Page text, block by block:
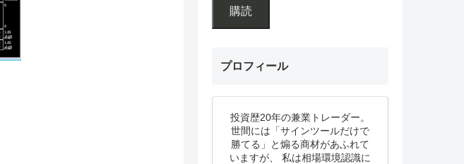
購読
プロフィール
投資歴20年の兼業トレーダー。
世間には「サインツールだけで
勝てる」と煽る商材があふれて
いますが、 私は相場環境認識に